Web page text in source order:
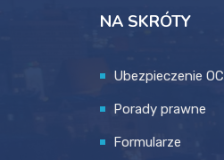
NA SKRÓTY
Ubezpieczenie OC
Porady prawne
Formularze